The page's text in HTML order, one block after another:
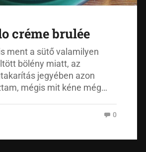
créme brulée
ment a sütő valamilyen
bölény miatt, az
jegyében azon
mégis mit kéne még…
0